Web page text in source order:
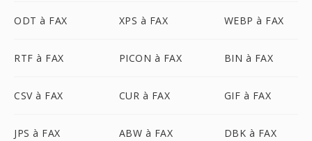
ODT à FAX XPS à FAX WEBP à FAX
RTF à FAX PICON à FAX BIN à FAX
CSV à FAX CUR à FAX GIF à FAX
JPS à FAX ABW à FAX DBK à FAX